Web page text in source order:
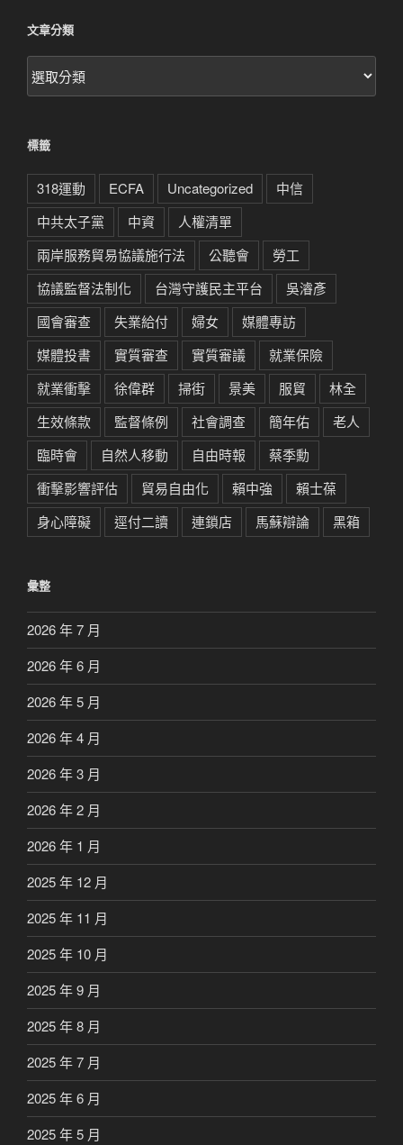
文章分類
文
章
標籤
318運動 ECFA Uncategorized
中信
中共太子黨
中資
人權清單
兩岸服務貿易協議施行法
公聽會
勞工
協議監督法制化
台灣守護民主平台
吳濬彥
國會審查
失業給付 婦女
媒體專訪
媒體投書
實質審查 實質審議
就業保險
就業衝擊
徐偉群 掃街 景美 服貿
林全
生效條款
監督條例 社會調查 簡年佑
老人
臨時會
自然人移動 自由時報
蔡季勳
衝擊影響評估
貿易自由化 賴中強
賴士葆
身心障礙
逕付二讀 連鎖店 馬蘇辯論 黑箱
彙整
2026 年 7 月
2026 年 6 月
2026 年 5 月
2026 年 4 月
2026 年 3 月
2026 年 2 月
2026 年 1 月
2025 年 12 月
2025 年 11 月
2025 年 10 月
2025 年 9 月
2025 年 8 月
2025 年 7 月
2025 年 6 月
2025 年 5 月